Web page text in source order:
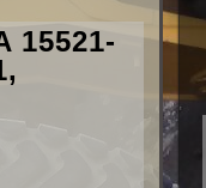
15521-